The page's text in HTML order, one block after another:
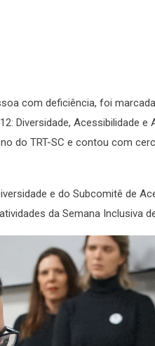
com deficiência, foi
Diversidade, Acessibilidade e
do TRT-SC e contou com
e do Subcomitê de
da Semana Inclusiva